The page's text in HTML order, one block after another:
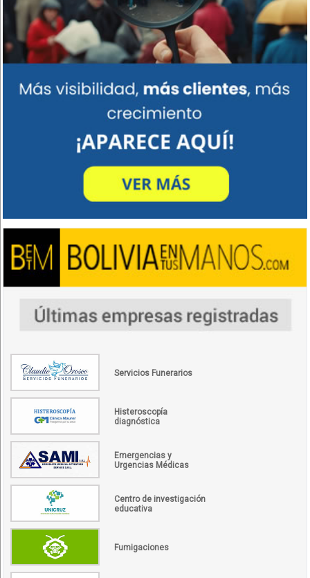
Servicios Funerarios
Histeroscopía
diagnóstica
Emergencias y
Urgencias Médicas
Centro de investigación
educativa
Fumigaciones